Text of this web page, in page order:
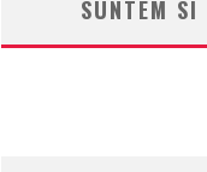
SUNTEM SI